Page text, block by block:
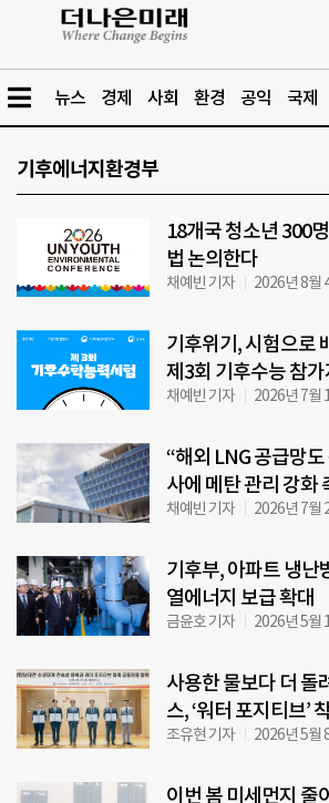
뉴스 경제 사회 환경 공익 국제
기후에너지환경부
18개국 청소년 300
법 논의한다
채예빈 기자 2026년 8월
기후위기, 시험으로
제3회 기후수능 참가
채예빈 기자 2026년 7월
“해외 LNG 공급망
사에 메탄 관리 강화
채예빈 기자 2026년 7월
기후부, 아파트 냉
열에너지 보급 확대
금윤호 기자 2026년 5월
사용한 물보다 더
스, ‘워터 포지티브’
조유현 기자 2026년 5월
이번 봄 미세먼지